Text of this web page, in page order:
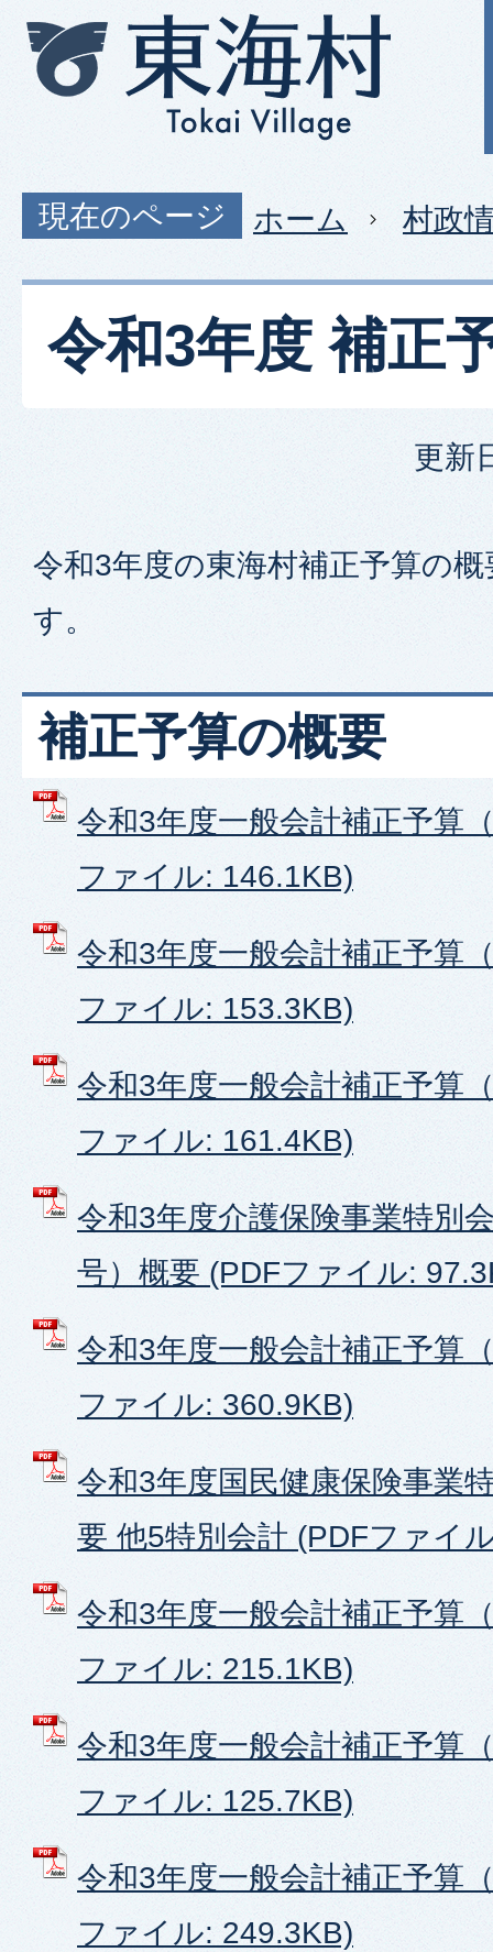
現在のページ ホーム 村政
令和3年度 補正
更新
令和3年度の東海村補正予算の
す。
補正予算の概要
令和3年度一般会計補正予算
ファイル: 146.1KB)
令和3年度一般会計補正予算
ファイル: 153.3KB)
令和3年度一般会計補正予算
ファイル: 161.4KB)
令和3年度介護保険事業特別
号）概要 (PDFファイル:
令和3年度一般会計補正予算
ファイル: 360.9KB)
令和3年度国民健康保険事業
要 他5特別会計 (PDFファイ
令和3年度一般会計補正予算
ファイル: 215.1KB)
令和3年度一般会計補正予算
ファイル: 125.7KB)
令和3年度一般会計補正予算
ファイル: 249.3KB)